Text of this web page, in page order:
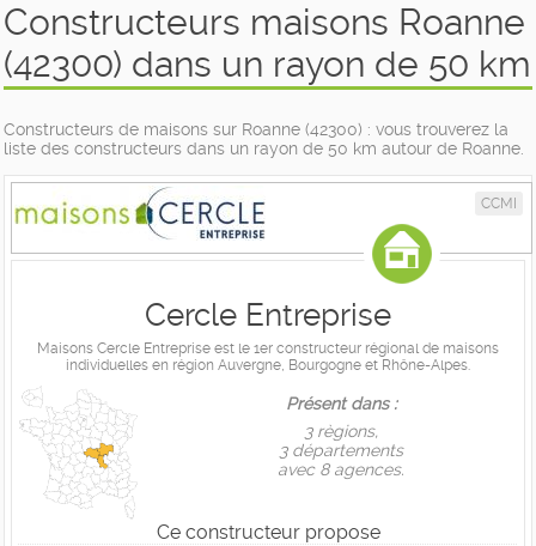
Constructeurs maisons Roanne
(42300) dans un rayon de 50 km
Constructeurs de maisons sur Roanne (42300) : vous trouverez la
liste des constructeurs dans un rayon de 50 km autour de Roanne.
CCMI
Cercle Entreprise
Maisons Cercle Entreprise est le 1er constructeur régional de maisons
individuelles en région Auvergne, Bourgogne et Rhône-Alpes.
Présent dans :
3 règions,
3 départements
avec 8 agences.
Ce constructeur propose